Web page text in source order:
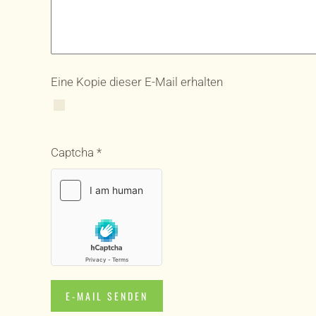
Eine Kopie dieser E-Mail erhalten
Captcha *
E-MAIL SENDEN